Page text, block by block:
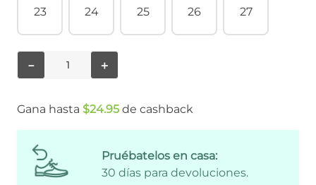
23 24 25 26 27
＋
－
Gana hasta $24.95 de cashback
Pruébatelos en casa:
30 días para devoluciones.